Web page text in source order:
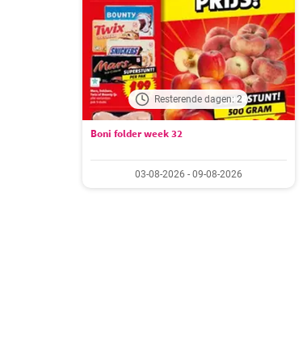
Resterende dagen: 2
Boni folder week 32
03-08-2026 - 09-08-2026